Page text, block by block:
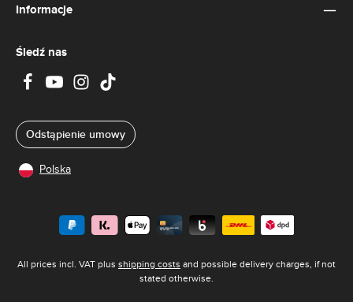
Informacje
Śledź nas
Odstąpienie umowy
Polska
All prices incl. VAT plus shipping costs and possible delivery charges, if not
stated otherwise.